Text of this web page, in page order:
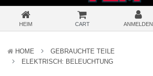
HEIM CART ANMELDEN
HOME
GEBRAUCHTE TEILE
ELEKTRISCH: BELEUCHTUNG